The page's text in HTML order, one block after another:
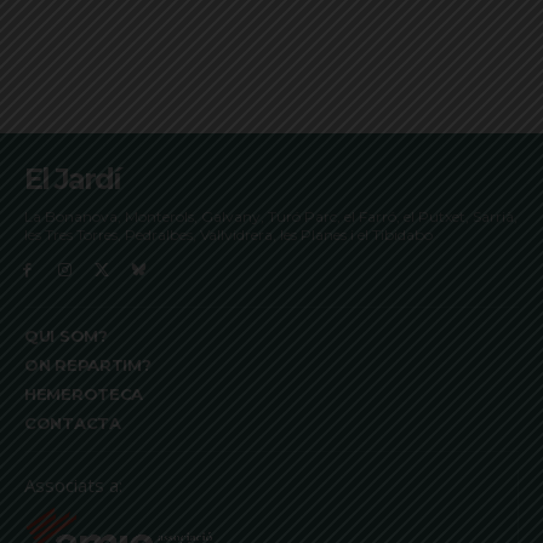
El Jardí
La Bonanova, Monterols, Galvany, Turó Parc, el Farró, el Putxet, Sarrià,
les Tres Torres, Pedralbes, Vallvidrera, les Planes i el Tibidabo
QUI SOM?
ON REPARTIM?
HEMEROTECA
CONTACTA
Associats a: